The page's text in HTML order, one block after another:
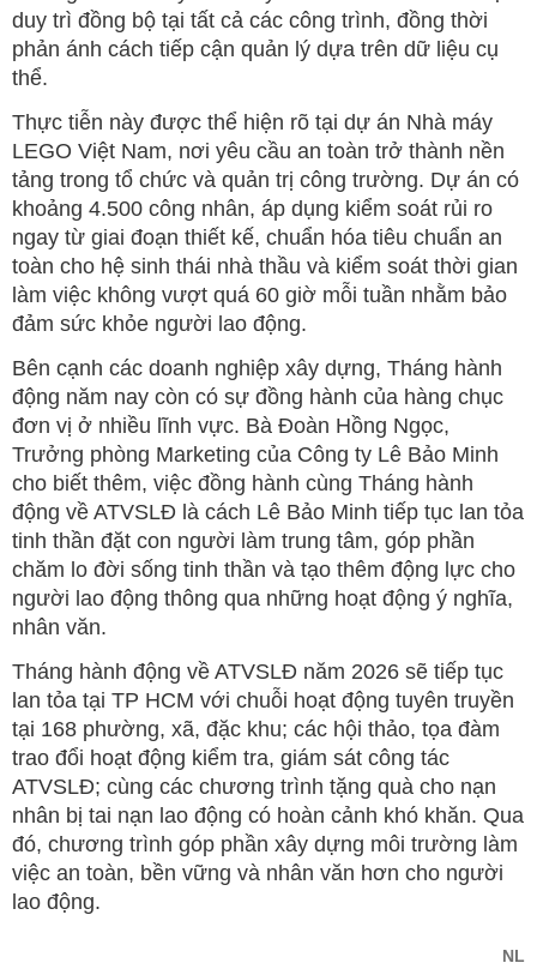
duy trì đồng bộ tại tất cả các công trình, đồng thời
phản ánh cách tiếp cận quản lý dựa trên dữ liệu cụ
thể.
Thực tiễn này được thể hiện rõ tại dự án Nhà máy
LEGO Việt Nam, nơi yêu cầu an toàn trở thành nền
tảng trong tổ chức và quản trị công trường. Dự án có
khoảng 4.500 công nhân, áp dụng kiểm soát rủi ro
ngay từ giai đoạn thiết kế, chuẩn hóa tiêu chuẩn an
toàn cho hệ sinh thái nhà thầu và kiểm soát thời gian
làm việc không vượt quá 60 giờ mỗi tuần nhằm bảo
đảm sức khỏe người lao động.
Bên cạnh các doanh nghiệp xây dựng, Tháng hành
động năm nay còn có sự đồng hành của hàng chục
đơn vị ở nhiều lĩnh vực. Bà Đoàn Hồng Ngọc,
Trưởng phòng Marketing của Công ty Lê Bảo Minh
cho biết thêm, việc đồng hành cùng Tháng hành
động về ATVSLĐ là cách Lê Bảo Minh tiếp tục lan tỏa
tinh thần đặt con người làm trung tâm, góp phần
chăm lo đời sống tinh thần và tạo thêm động lực cho
người lao động thông qua những hoạt động ý nghĩa,
nhân văn.
Tháng hành động về ATVSLĐ năm 2026 sẽ tiếp tục
lan tỏa tại TP HCM với chuỗi hoạt động tuyên truyền
tại 168 phường, xã, đặc khu; các hội thảo, tọa đàm
trao đổi hoạt động kiểm tra, giám sát công tác
ATVSLĐ; cùng các chương trình tặng quà cho nạn
nhân bị tai nạn lao động có hoàn cảnh khó khăn. Qua
đó, chương trình góp phần xây dựng môi trường làm
việc an toàn, bền vững và nhân văn hơn cho người
lao động.
NL